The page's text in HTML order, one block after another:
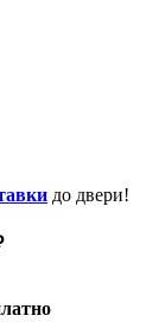
до двери!